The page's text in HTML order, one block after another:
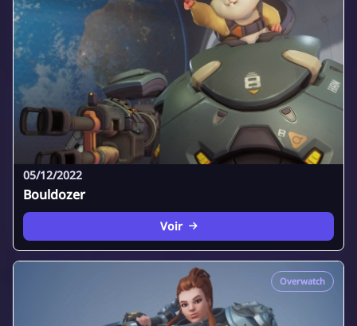
05/12/2022
Bouldozer
Voir
Overwatch